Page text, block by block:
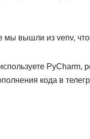
мы вышли из venv,
PyCharm,
кода в